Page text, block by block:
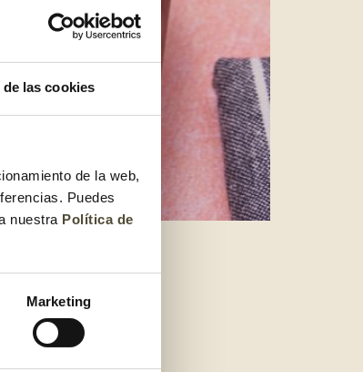
las cookies
de la web,
Puedes
nuestra Política de
Marketing